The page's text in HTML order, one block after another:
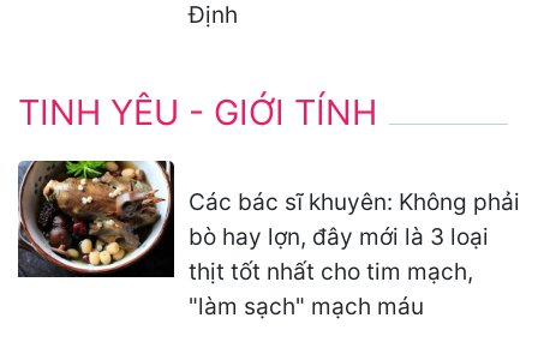
Định
TINH YÊU - GIỚI TÍNH
Các bác sĩ khuyên: Không phải
bò hay lợn, đây mới là 3 loại
thịt tốt nhất cho tim mạch,
"làm sạch" mạch máu